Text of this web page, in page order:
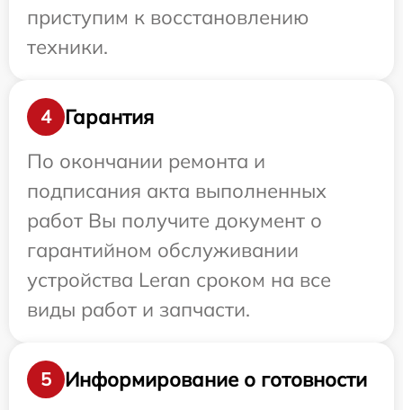
приступим к восстановлению
техники.
4
Гарантия
По окончании ремонта и
подписания акта выполненных
работ Вы получите документ о
гарантийном обслуживании
устройства Leran сроком на все
виды работ и запчасти.
5
Информирование о готовности